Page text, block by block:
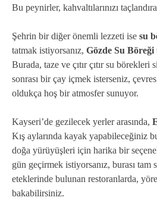
Bu peynirler, kahvaltılarınızı
Şehrin bir diğer önemli lezzeti ise su
tatmak istiyorsanız, Gözde Su Böreği
Burada, taze ve çıtır çıtır su börekleri
sonrası bir çay içmek isterseniz,
oldukça hoş bir atmosfer sunuyor.
Kayseri’de gezilecek yerler arasında,
Kış aylarında kayak yapabileceğiniz
doğa yürüyüşleri için harika bir
gün geçirmek istiyorsanız, burası tam
eteklerinde bulunan restoranlarda,
bakabilirsiniz.